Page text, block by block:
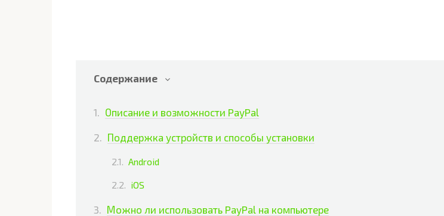
Содержание
Описание и возможности PayPal
Поддержка устройств и способы установки
Android
iOS
Можно ли использовать PayPal на компьютере